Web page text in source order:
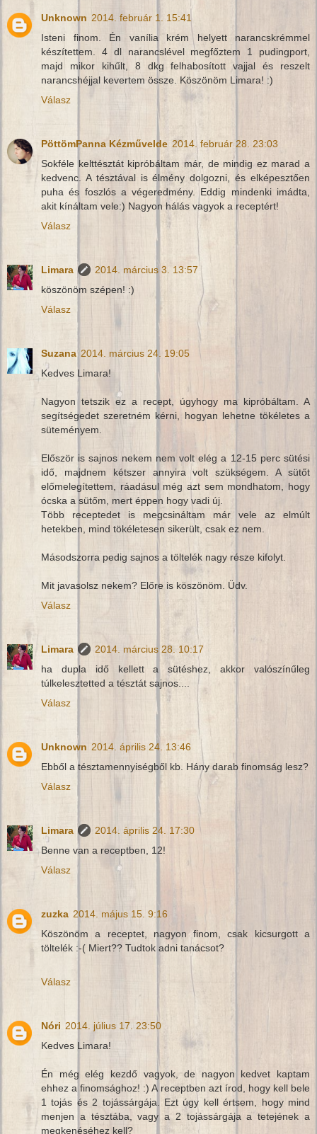
Unknown 2014. február 1. 15:41
Isteni finom. Én vanília krém helyett narancskrémmel
készítettem. 4 dl narancslével megfőztem 1 pudingport,
majd mikor kihűlt, 8 dkg felhabosított vajjal és reszelt
narancshéjjal kevertem össze. Köszönöm Limara! :)
Válasz
PöttömPanna Kézművelde 2014. február 28. 23:03
Sokféle kelttésztát kipróbáltam már, de mindig ez marad a
kedvenc. A tésztával is élmény dolgozni, és elképesztően
puha és foszlós a végeredmény. Eddig mindenki imádta,
akit kínáltam vele:) Nagyon hálás vagyok a receptért!
Válasz
Limara
2014. március 3. 13:57
köszönöm szépen! :)
Válasz
Suzana 2014. március 24. 19:05
Kedves Limara!
Nagyon tetszik ez a recept, úgyhogy ma kipróbáltam. A
segítségedet szeretném kérni, hogyan lehetne tökéletes a
süteményem.
Először is sajnos nekem nem volt elég a 12-15 perc sütési
idő, majdnem kétszer annyira volt szükségem. A sütőt
előmelegítettem, ráadásul még azt sem mondhatom, hogy
ócska a sütőm, mert éppen hogy vadi új.
Több receptedet is megcsináltam már vele az elmúlt
hetekben, mind tökéletesen sikerült, csak ez nem.
Másodszorra pedig sajnos a töltelék nagy része kifolyt.
Mit javasolsz nekem? Előre is köszönöm. Üdv.
Válasz
Limara
2014. március 28. 10:17
ha dupla idő kellett a sütéshez, akkor valószínűleg
túlkelesztetted a tésztát sajnos....
Válasz
Unknown 2014. április 24. 13:46
Ebből a tésztamennyiségből kb. Hány darab finomság lesz?
Válasz
Limara
2014. április 24. 17:30
Benne van a receptben, 12!
Válasz
zuzka 2014. május 15. 9:16
Köszönöm a receptet, nagyon finom, csak kicsurgott a
töltelék :-( Miert?? Tudtok adni tanácsot?
Válasz
Nóri 2014. július 17. 23:50
Kedves Limara!
Én még elég kezdő vagyok, de nagyon kedvet kaptam
ehhez a finomsághoz! :) A receptben azt írod, hogy kell bele
1 tojás és 2 tojássárgája. Ezt úgy kell értsem, hogy mind
menjen a tésztába, vagy a 2 tojássárgája a tetejének a
megkenéséhez kell?